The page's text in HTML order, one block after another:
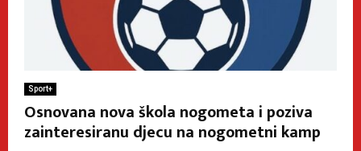
Sport+
Osnovana nova škola nogometa i poziva
zainteresiranu djecu na nogometni kamp